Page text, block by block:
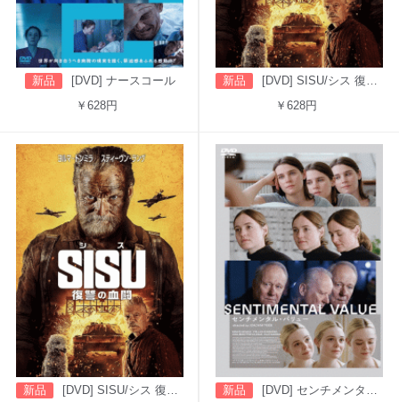
新品
[DVD] ナースコール
￥628円
新品
[DVD] SISU/シス 復讐の血闘（吹替版）
￥628円
新品
[DVD] SISU/シス 復讐の血闘（字幕版）
新品
[DVD] センチメンタル・バリュー